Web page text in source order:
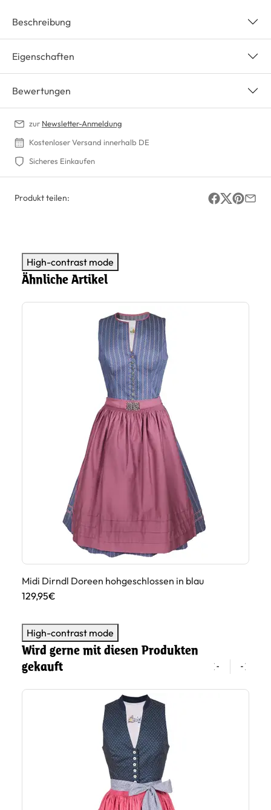
Beschreibung
Eigenschaften
Bewertungen
zur Newsletter-Anmeldung
Kostenloser Versand innerhalb DE
Sicheres Einkaufen
Produkt teilen:
High-contrast mode
Ähnliche Artikel
Midi Dirndl Doreen hohgeschlossen in blau
129,95€
High-contrast mode
Wird gerne mit diesen Produkten
gekauft